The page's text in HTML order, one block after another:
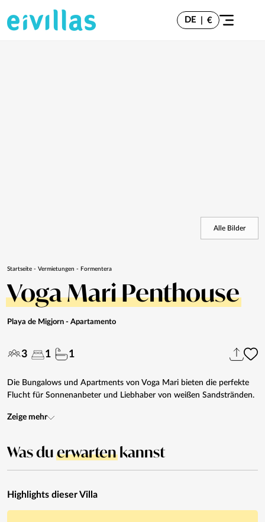
DE €
Alle Bilder
Startseite - Vermietungen - Formentera
Voga Mari Penthouse
Playa de Migjorn - Apartamento
3 1 1
Die Bungalows und Apartments von Voga Mari bieten die perfekte
Flucht für Sonnenanbeter und Liebhaber von weißen Sandstränden.
Zeige mehr
Was duerwartenkannst
Highlights dieser Villa